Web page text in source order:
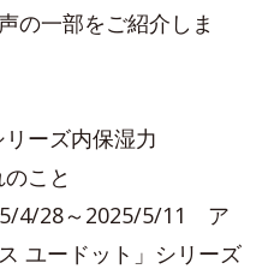
の一部をご紹介しま
ーズ内保湿力
こと
4/28～2025/5/11 ア
ユードット」シリーズ